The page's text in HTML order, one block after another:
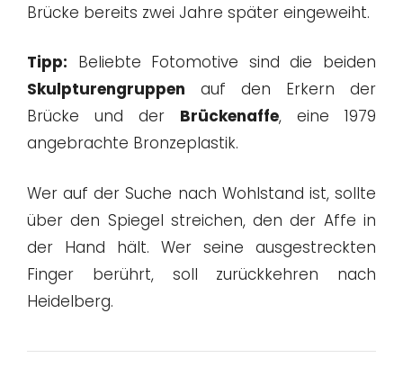
Brücke bereits zwei Jahre später eingeweiht.
Tipp: Beliebte Fotomotive sind die beiden
Skulpturengruppen auf den Erkern der
Brücke und der Brückenaffe, eine 1979
angebrachte Bronzeplastik.
Wer auf der Suche nach Wohlstand ist, sollte
über den Spiegel streichen, den der Affe in
der Hand hält. Wer seine ausgestreckten
Finger berührt, soll zurückkehren nach
Heidelberg.